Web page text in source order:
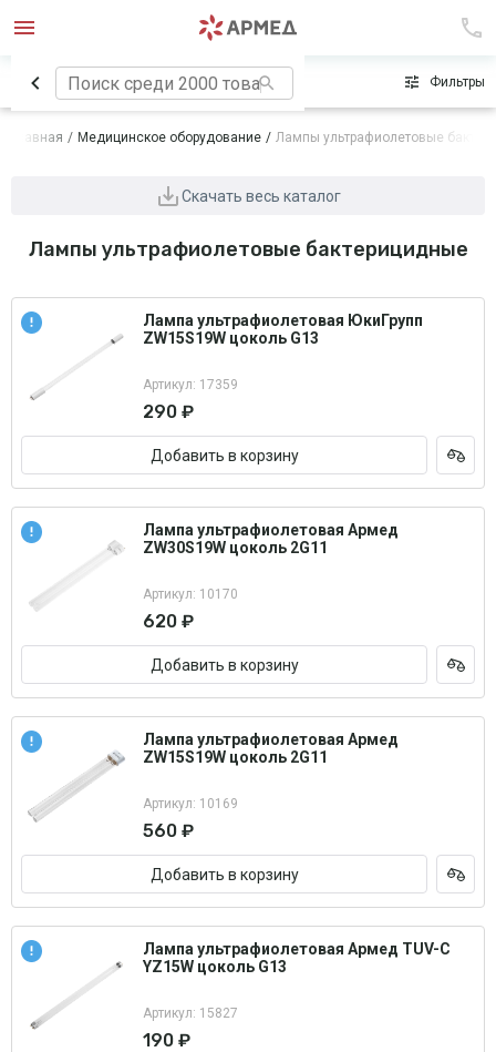
Сначала популярные Фильтры
Главная Медицинское оборудование Лампы ультрафиолетовые
Скачать весь каталог
Лампы ультрафиолетовые бактерицидные
Лампа ультрафиолетовая ЮкиГрупп
ZW15S19W цоколь G13
Артикул: 17359
290 ₽
Добавить в корзину
Лампа ультрафиолетовая Армед
ZW30S19W цоколь 2G11
Артикул: 10170
620 ₽
Добавить в корзину
Лампа ультрафиолетовая Армед
ZW15S19W цоколь 2G11
Артикул: 10169
560 ₽
Добавить в корзину
Лампа ультрафиолетовая Армед TUV-C
YZ15W цоколь G13
Артикул: 15827
190 ₽